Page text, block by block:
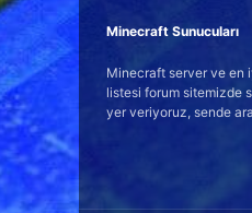
Minecraft Sunucuları
Minecraft server ve en
listesi forum sitemizde
yer veriyoruz, sende